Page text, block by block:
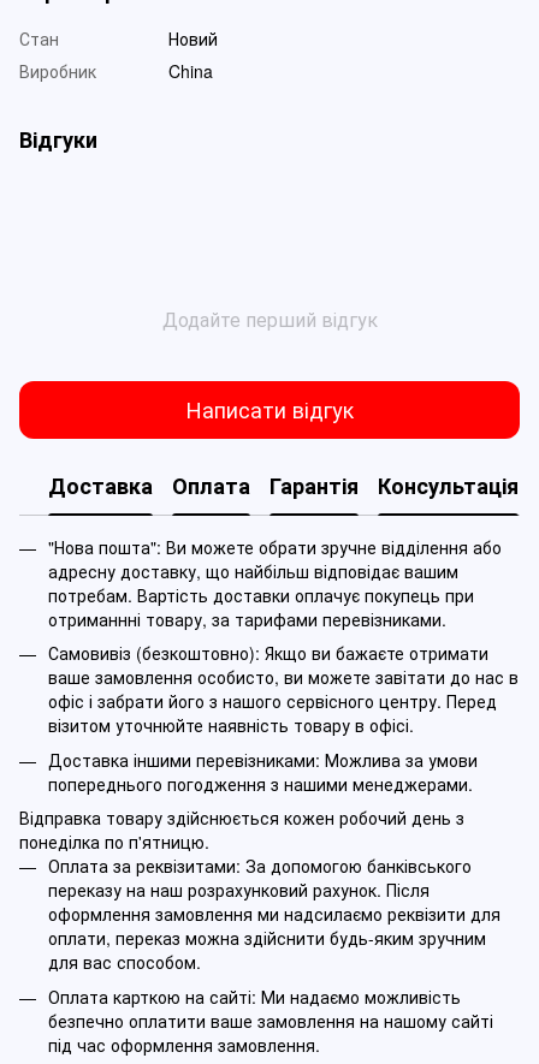
Стан
Новий
Виробник
China
Відгуки
Додайте перший відгук
Написати відгук
Доставка Оплата Гарантія Консультація
"Нова пошта": Ви можете обрати зручне відділення або
адресну доставку, що найбільш відповідає вашим
потребам. Вартість доставки оплачує покупець при
отриманнні товару, за тарифами перевізниками.
Самовивіз (безкоштовно): Якщо ви бажаєте отримати
ваше замовлення особисто, ви можете завітати до нас в
офіс і забрати його з нашого сервісного центру. Перед
візитом уточнюйте наявність товару в офісі.
Доставка іншими перевізниками: Можлива за умови
попереднього погодження з нашими менеджерами.
Відправка товару здійснюється кожен робочий день з
понеділка по п'ятницю.
Оплата за реквізитами: За допомогою банківського
переказу на наш розрахунковий рахунок. Після
оформлення замовлення ми надсилаємо реквізити для
оплати, переказ можна здійснити будь-яким зручним
для вас способом.
Оплата карткою на сайті: Ми надаємо можливість
безпечно оплатити ваше замовлення на нашому сайті
під час оформлення замовлення.